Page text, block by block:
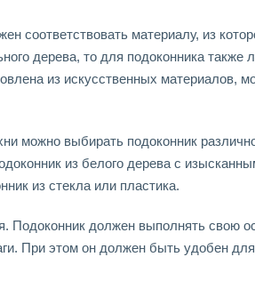
соответствовать материалу, из
дерева, то для подоконника также
из искусственных материалов,
можно выбирать подоконник
из белого дерева с
из стекла или пластика.
Подоконник должен выполнять свою
При этом он должен быть удобен